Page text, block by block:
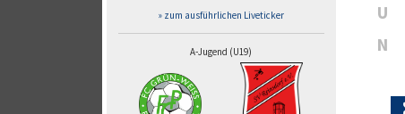
» zum ausführlichen Liveticker
A-Jugend (U19)
U
N